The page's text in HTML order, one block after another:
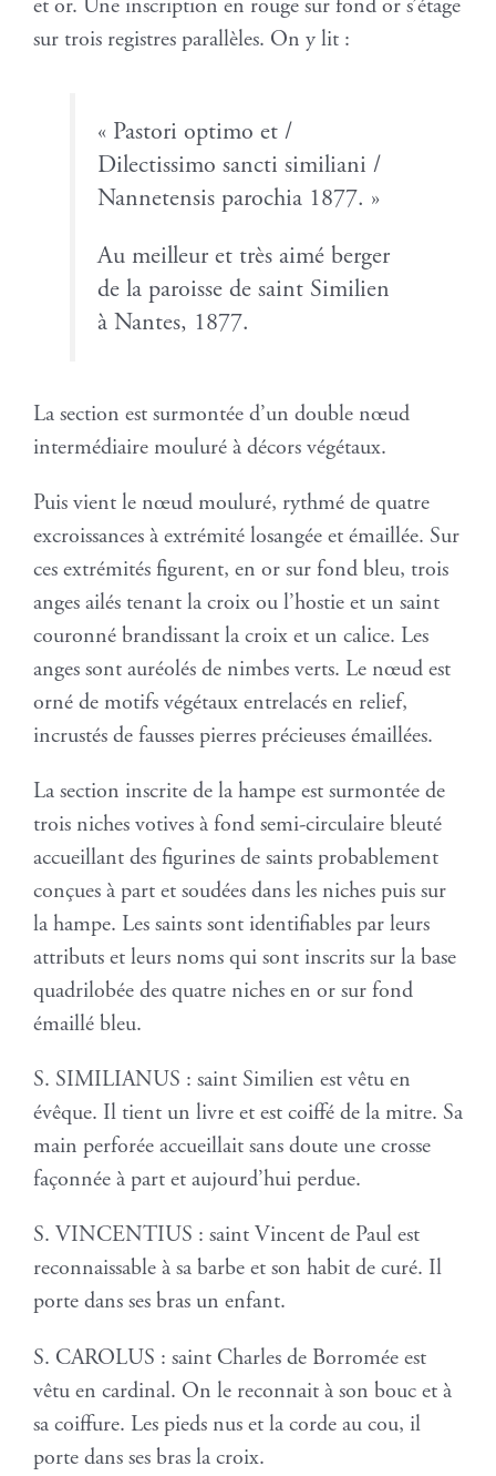
et or. Une inscription en rouge sur fond or s’étage
sur trois registres parallèles. On y lit :
« Pastori optimo et /
Dilectissimo sancti similiani /
Nannetensis parochia 1877. »
Au meilleur et très aimé berger
de la paroisse de saint Similien
à Nantes, 1877.
La section est surmontée d’un double nœud
intermédiaire mouluré à décors végétaux.
Puis vient le nœud mouluré, rythmé de quatre
excroissances à extrémité losangée et émaillée. Sur
ces extrémités figurent, en or sur fond bleu, trois
anges ailés tenant la croix ou l’hostie et un saint
couronné brandissant la croix et un calice. Les
anges sont auréolés de nimbes verts. Le nœud est
orné de motifs végétaux entrelacés en relief,
incrustés de fausses pierres précieuses émaillées.
La section inscrite de la hampe est surmontée de
trois niches votives à fond semi-circulaire bleuté
accueillant des figurines de saints probablement
conçues à part et soudées dans les niches puis sur
la hampe. Les saints sont identifiables par leurs
attributs et leurs noms qui sont inscrits sur la base
quadrilobée des quatre niches en or sur fond
émaillé bleu.
S. SIMILIANUS : saint Similien est vêtu en
évêque. Il tient un livre et est coiffé de la mitre. Sa
main perforée accueillait sans doute une crosse
façonnée à part et aujourd’hui perdue.
S. VINCENTIUS : saint Vincent de Paul est
reconnaissable à sa barbe et son habit de curé. Il
porte dans ses bras un enfant.
S. CAROLUS : saint Charles de Borromée est
vêtu en cardinal. On le reconnait à son bouc et à
sa coiffure. Les pieds nus et la corde au cou, il
porte dans ses bras la croix.